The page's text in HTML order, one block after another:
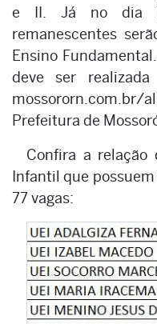
e II. Já no dia
remanescentes
Ensino
deve ser
Prefeitura de
Confira a relação
Infantil que possuem
77 vagas: